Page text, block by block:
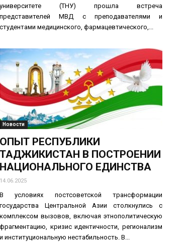
университете (ТНУ) прошла встреча
представителей МВД с преподавателями и
студентами медицинского, фармацевтического,...
Новости
ОПЫТ РЕСПУБЛИКИ
ТАДЖИКИСТАН В ПОСТРОЕНИИ
НАЦИОНАЛЬНОГО ЕДИНСТВА
14.06.2025
В условиях постсоветской трансформации
государства Центральной Азии столкнулись с
комплексом вызовов, включая этнополитическую
фрагментацию, кризис идентичности, регионализм
и институциональную нестабильность. В...